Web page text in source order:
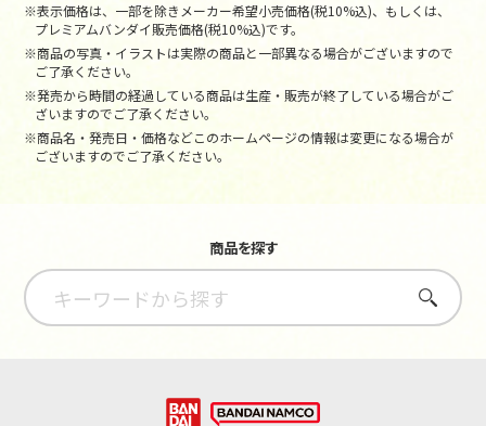
※表示価格は、一部を除きメーカー希望小売価格(税10%込)、もしくは、
プレミアムバンダイ販売価格(税10%込)です。
※商品の写真・イラストは実際の商品と一部異なる場合がございますので
ご了承ください。
※発売から時間の経過している商品は生産・販売が終了している場合がご
ざいますのでご了承ください。
※商品名・発売日・価格などこのホームページの情報は変更になる場合が
ございますのでご了承ください。
商品を探す
さがす